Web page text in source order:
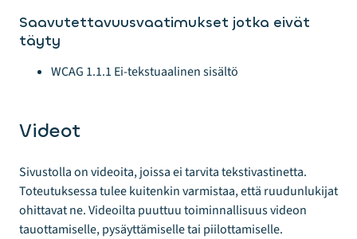
Saavutettavuusvaatimukset jotka eivät
täyty
WCAG 1.1.1 Ei-tekstuaalinen sisältö
Videot
Sivustolla on videoita, joissa ei tarvita tekstivastinetta.
Toteutuksessa tulee kuitenkin varmistaa, että ruudunlukijat
ohittavat ne. Videoilta puuttuu toiminnallisuus videon
tauottamiselle, pysäyttämiselle tai piilottamiselle.